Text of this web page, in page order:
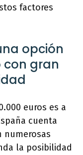
factores
opción
con gran
euros es a
cuenta
numerosas
la posibilidad